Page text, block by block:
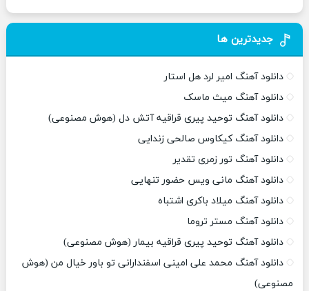
جدیدترین ها
دانلود آهنگ امیر لرد هل استار
دانلود آهنگ میث ماسک
دانلود آهنگ توحید پیری قراقیه آتش دل (هوش مصنوعی)
دانلود آهنگ کیکاوس صالحی زندایی
دانلود آهنگ تور زمری تقدیر
دانلود آهنگ مانی ویس حضور تنهایی
دانلود آهنگ میلاد باکری اشتباه
دانلود آهنگ مستر تروما
دانلود آهنگ توحید پیری قراقیه بیمار (هوش مصنوعی)
دانلود آهنگ محمد علی امینی اسفندارانی تو باور خیال من (هوش
مصنوعی)